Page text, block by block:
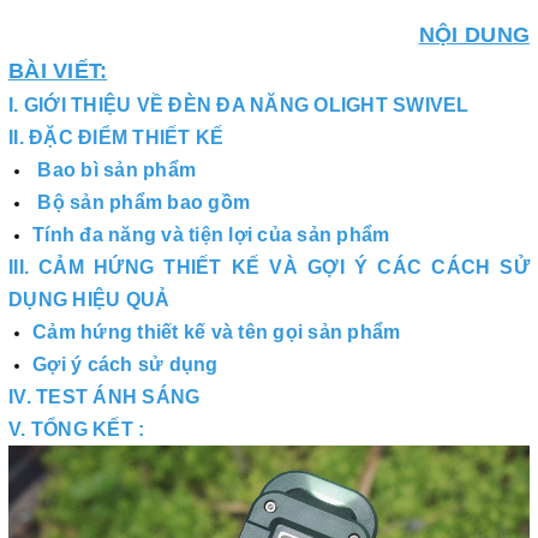
NỘI DUNG
BÀI VIẾT:
I. GIỚI THIỆU VỀ ĐÈN ĐA NĂNG OLIGHT SWIVEL
II. ĐẶC ĐIỂM THIẾT KẾ
Bao bì sản phẩm
Bộ sản phẩm bao gồm
Tính đa năng và tiện lợi của sản phẩm
III. CẢM HỨNG THIẾT KẾ VÀ GỢI Ý CÁC CÁCH SỬ
DỤNG HIỆU QUẢ
Cảm hứng thiết kế và tên gọi sản phẩm
Gợi ý cách sử dụng
IV. TEST ÁNH SÁNG
V. TỔNG KẾT :